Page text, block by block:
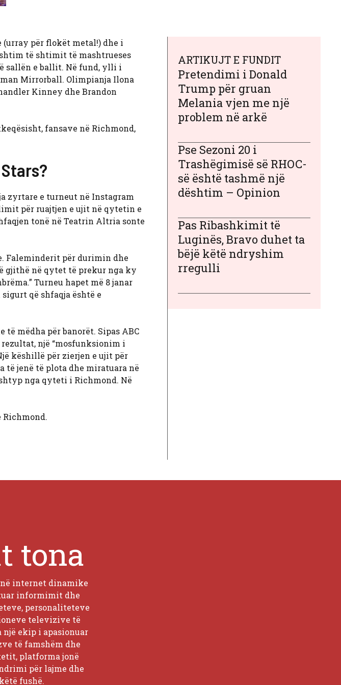
(urray për flokët metal!) dhe i
të shtimit të mashtrueses
sallën e ballit. Në fund, ylli i
Mirrorball. Olimpianja Ilona
Kinney dhe Brandon
fansave në Richmond,
zyrtare e turneut në Instagram
për ruajtjen e ujit në qytetin e
tonë në Teatrin Altria sonte
Faleminderit për durimin dhe
gjithë në qytet të prekur nga ky
Turneu hapet më 8 janar
që shfaqja është e
mëdha për banorët. Sipas ABC
një “mosfunksionim i
këshillë për zierjen e ujit për
të jenë të plota dhe miratuara në
nga qyteti i Richmond. Në
Richmond.
ARTIKUJT E FUNDIT
Pretendimi i Donald
Trump për gruan
Melania vjen me një
problem në arkë
Pse Sezoni 20 i
Trashëgimisë së RHOC-
së është tashmë një
dështim – Opinion
Pas Ribashkimit të
Luginës, Bravo duhet ta
bëjë këtë ndryshim
rregulli
tona
internet dinamike
informimit dhe
personaliteteve
televizive të
ekip i apasionuar
të famshëm dhe
platforma jonë
për lajme dhe
fushë.